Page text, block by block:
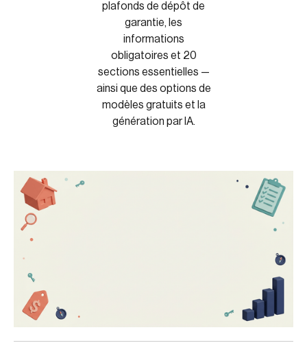
plafonds de dépôt de
garantie, les
informations
obligatoires et 20
sections essentielles —
ainsi que des options de
modèles gratuits et la
génération par IA.